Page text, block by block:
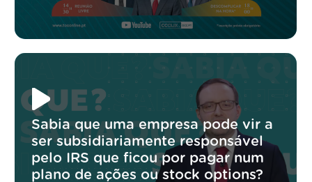
Sabia que uma empresa pode vir a
ser subsidiariamente responsável
pelo IRS que ficou por pagar num
plano de ações ou stock options?